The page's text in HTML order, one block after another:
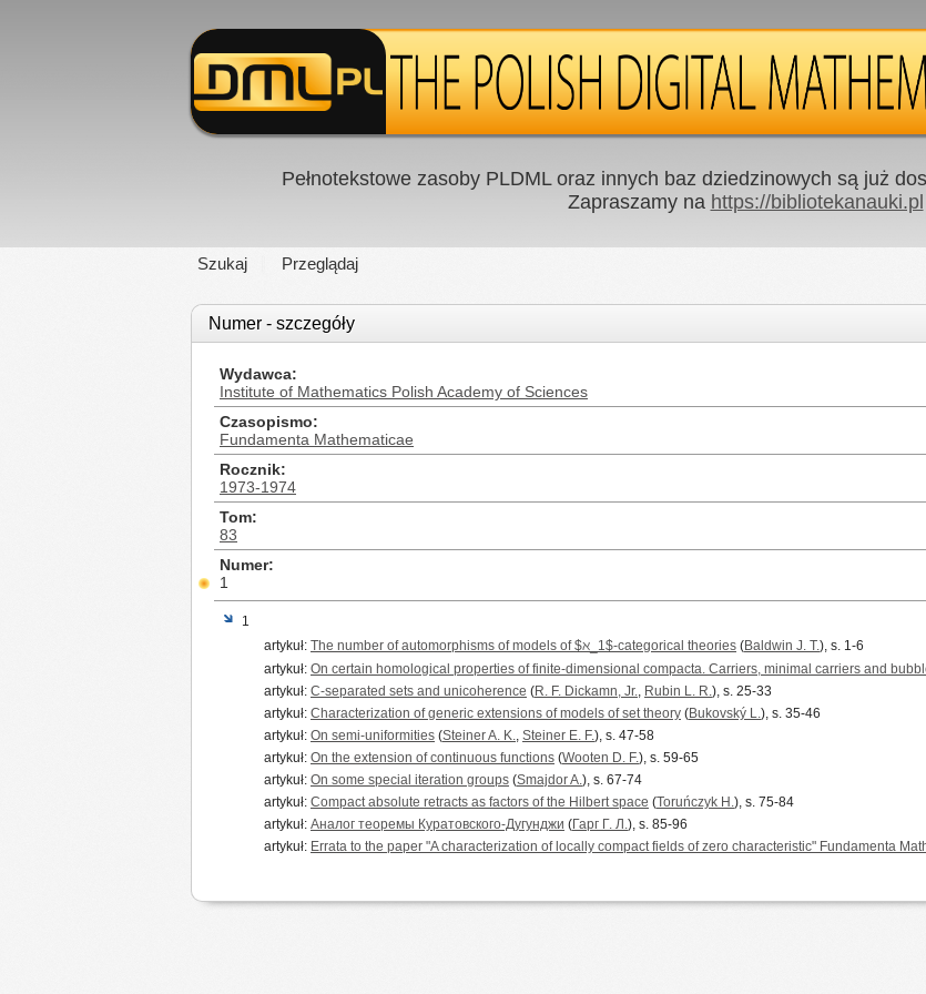
Pełnotekstowe zasoby PLDML oraz innych baz dziedzinowych są już
Zapraszamy na https://bibliotekanauki.pl
Szukaj Przeglądaj
Numer - szczegóły
Wydawca
Institute of Mathematics Polish Academy of Sciences
Czasopismo
Fundamenta Mathematicae
Rocznik
1973-1974
Tom
83
Numer
1
1
artykuł: The number of automorphisms of models of $ℵ_1$-categorical theories (Baldwin J. T.), s. 1-6
artykuł: On certain homological properties of finite-dimensional compacta. Carriers, minimal carriers and
artykuł: C-separated sets and unicoherence (R. F. Dickamn, Jr., Rubin L. R.), s. 25-33
artykuł: Characterization of generic extensions of models of set theory (Bukovský L.), s. 35-46
artykuł: On semi-uniformities (Steiner A. K., Steiner E. F.), s. 47-58
artykuł: On the extension of continuous functions (Wooten D. F.), s. 59-65
artykuł: On some special iteration groups (Smajdor A.), s. 67-74
artykuł: Compact absolute retracts as factors of the Hilbert space (Toruńczyk H.), s. 75-84
artykuł: Аналог теоремы Куратовского-Дугунджи (Гарг Г. Л.), s. 85-96
artykuł: Errata to the paper "A characterization of locally compact fields of zero characteristic" Fundamenta